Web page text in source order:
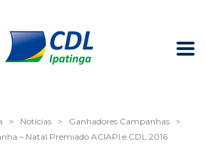
> Notícias > Ganhadores Campanhas
>
– Natal Premiado ACIAPI e CDL 2016